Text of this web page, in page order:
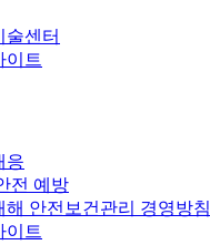
술센터
이트
응
전 예방
해 안전보건관리 경영방침
이트